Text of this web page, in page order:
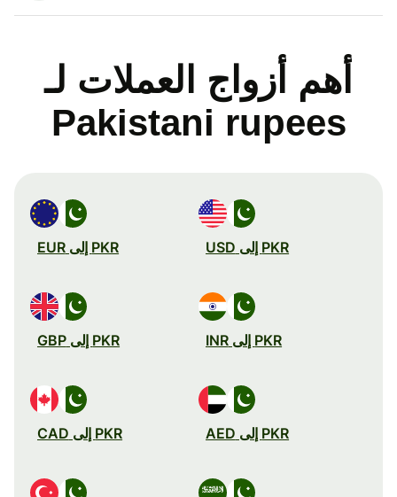
أهم أزواج العملات لـ
Pakistani rupees
PKR إلى USD PKR إلى EUR
PKR إلى INR PKR إلى GBP
PKR إلى AED PKR إلى CAD